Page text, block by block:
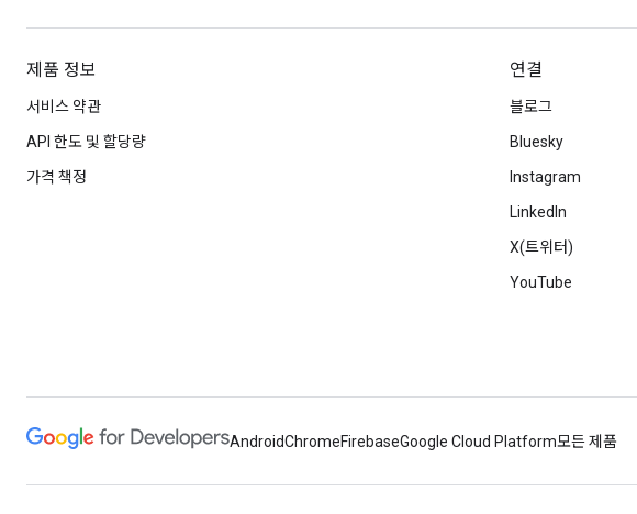
제품 정보
서비스 약관
API 한도 및 할당량
가격 책정
연결
블로그
Bluesky
Instagram
LinkedIn
X(트위터)
YouTube
AndroidChromeFirebaseGoogle Cloud Platform모든 제품